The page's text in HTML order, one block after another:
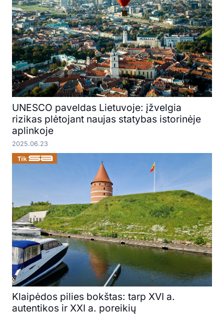
UNESCO paveldas Lietuvoje: įžvelgia
rizikas plėtojant naujas statybas istorinėje
aplinkoje
2025.06.23
Klaipėdos pilies bokštas: tarp XVI a.
autentikos ir XXI a. poreikių